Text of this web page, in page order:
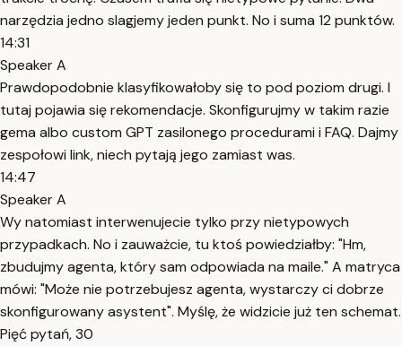
narzędzia jedno slagjemy jeden punkt. No i suma 12 punktów.
14:31
Speaker A
Prawdopodobnie klasyfikowałoby się to pod poziom drugi. I
tutaj pojawia się rekomendacje. Skonfigurujmy w takim razie
gema albo custom GPT zasilonego procedurami i FAQ. Dajmy
zespołowi link, niech pytają jego zamiast was.
14:47
Speaker A
Wy natomiast interwenujecie tylko przy nietypowych
przypadkach. No i zauważcie, tu ktoś powiedziałby: "Hm,
zbudujmy agenta, który sam odpowiada na maile." A matryca
mówi: "Może nie potrzebujesz agenta, wystarczy ci dobrze
skonfigurowany asystent". Myślę, że widzicie już ten schemat.
Pięć pytań, 30